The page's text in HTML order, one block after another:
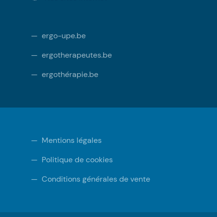
— ergo-upe.be
— ergotherapeutes.be
— ergothérapie.be
— Mentions légales
— Politique de cookies
— Conditions générales de vente